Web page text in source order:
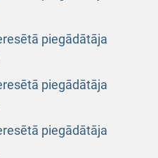
piegādātāja
piegādātāja
piegādātāja